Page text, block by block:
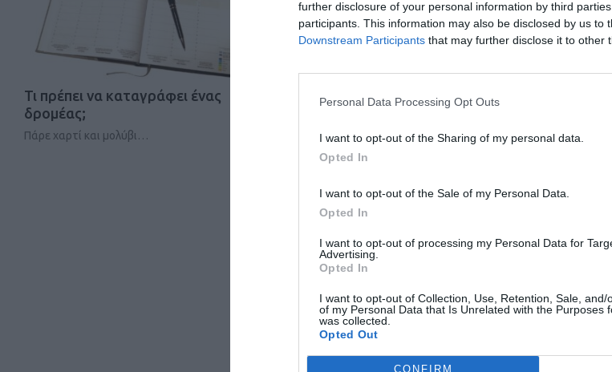
further disclosure of your personal information by third
participants. This information may also be disclosed by us to
Downstream Participants that may further disclose it to other
Personal Data Processing Opt Outs
I want to opt-out of the Sharing of my personal data.
Opted In
I want to opt-out of the Sale of my Personal Data.
Opted In
I want to opt-out of processing my Personal Data for
Advertising.
Opted In
I want to opt-out of Collection, Use, Retention, Sale, and/
of my Personal Data that Is Unrelated with the Purposes
was collected.
Opted Out
CONFIRM
Τι πρέπει να καταγράφει ένας
δρομέας;
Πάρε χαρτί και μολύβι…
18oς Διεθνής Ποσειδώνιος
Ημιμαραθώνιος: Οι εγγραφές
ανο…
Δείτε περισσότερα
Το
Ο αγώνας